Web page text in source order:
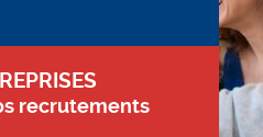
recrutements